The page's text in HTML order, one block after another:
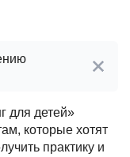
для детей»
которые хотят
практику и